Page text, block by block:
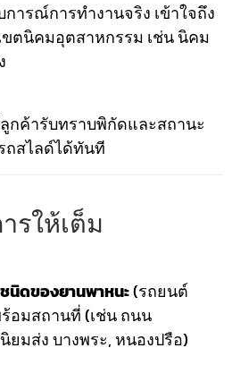
ารณ์การทำงานจริง เข้าใจถึง
ขตนิคมอุตสาหกรรม เช่น นิคม
กค้ารับทราบพิกัดและสถานะ
ถสไลด์ได้ทันที
รให้เต็ม
ชนิดของยานพาหนะ(รถยนต์
อมสถานที่ (เช่น ถนน
ยมส่ง บางพระ, หนองปรือ)